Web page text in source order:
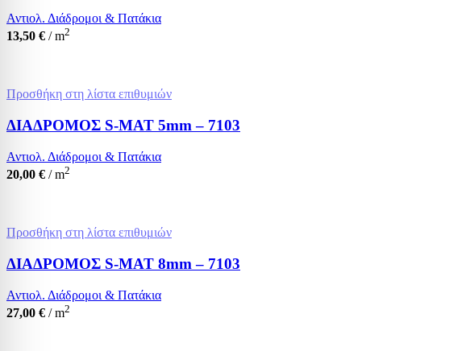
Αντιολ. Διάδρομοι & Πατάκια
13,50 € / m2
Προσθήκη στη λίστα επιθυμιών
ΔΙΑΔΡΟΜΟΣ S-MAT 5mm – 7103
Αντιολ. Διάδρομοι & Πατάκια
20,00 € / m2
Προσθήκη στη λίστα επιθυμιών
ΔΙΑΔΡΟΜΟΣ S-MAT 8mm – 7103
Αντιολ. Διάδρομοι & Πατάκια
27,00 € / m2